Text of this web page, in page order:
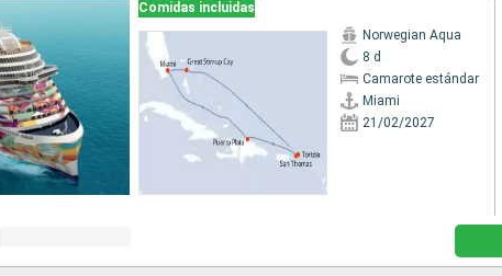
Comidas incluidas
Norwegian Aqua
8 d
Camarote estándar
Miami
21/02/2027